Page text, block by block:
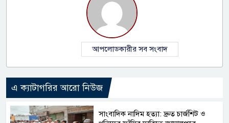
আপলোডকারীর সব সংবাদ
এ ক্যাটাগরির আরো নিউজ
সাংবাদিক নাদিম হত্যা: দ্রুত চার্জশিট ও